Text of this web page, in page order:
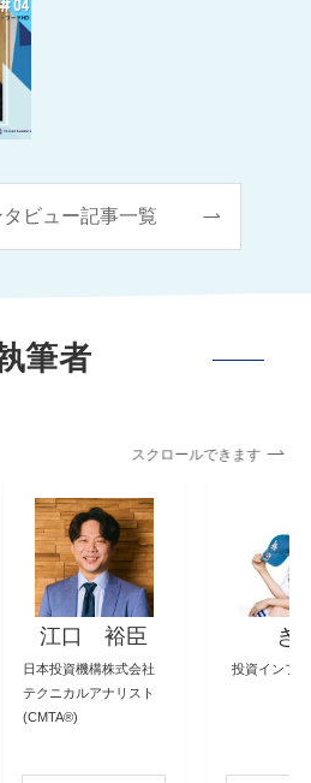
ビュー記事一覧
筆者
スクロールできます
江口 裕臣
日本投資機構株式会社
テクニカルアナリスト
(CMTA®)
き
投資インフ